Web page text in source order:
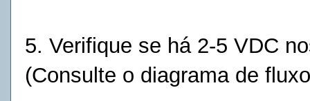
5. Verifique se há 2-5 VDC
(Consulte o diagrama de